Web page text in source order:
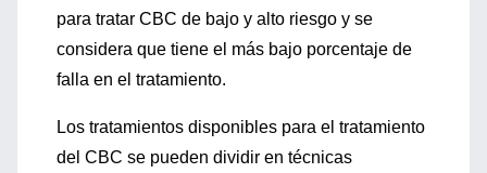
para tratar CBC de bajo y alto riesgo y se
considera que tiene el más bajo porcentaje de
falla en el tratamiento.
Los tratamientos disponibles para el tratamiento
del CBC se pueden dividir en técnicas